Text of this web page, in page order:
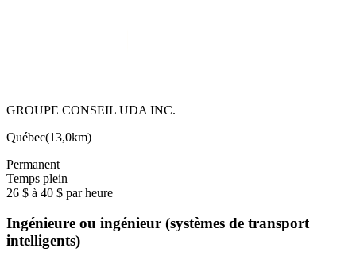
GROUPE CONSEIL UDA INC.
Québec(13,0km)
Permanent
Temps plein
26 $ à 40 $ par heure
Ingénieure ou ingénieur (systèmes de transport
intelligents)